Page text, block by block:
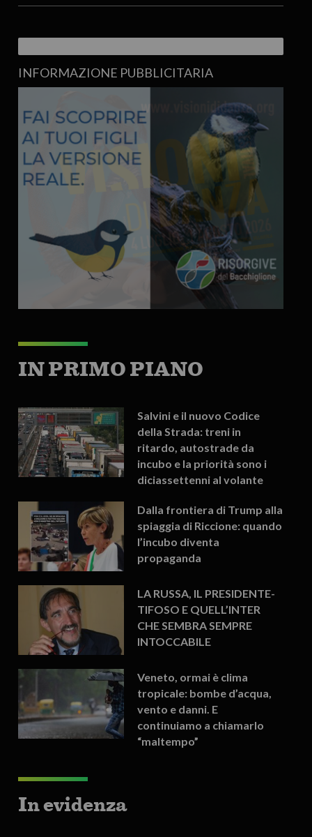
INFORMAZIONE PUBBLICITARIA
IN PRIMO PIANO
Salvini e il nuovo Codice
della Strada: treni in
ritardo, autostrade da
incubo e la priorità sono i
diciassettenni al volante
Dalla frontiera di Trump alla
spiaggia di Riccione: quando
l’incubo diventa
propaganda
LA RUSSA, IL PRESIDENTE-
TIFOSO E QUELL’INTER
CHE SEMBRA SEMPRE
INTOCCABILE
Veneto, ormai è clima
tropicale: bombe d’acqua,
vento e danni. E
continuiamo a chiamarlo
“maltempo”
In evidenza